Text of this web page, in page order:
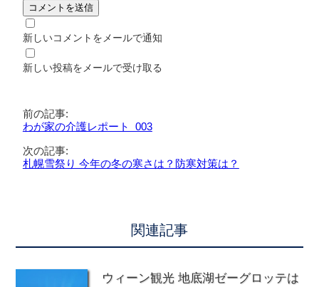
新しいコメントをメールで通知
新しい投稿をメールで受け取る
前の記事:
わが家の介護レポート 003
次の記事:
札幌雪祭り 今年の冬の寒さは？防寒対策は？
関連記事
ウィーン観光 地底湖ゼーグロッテは